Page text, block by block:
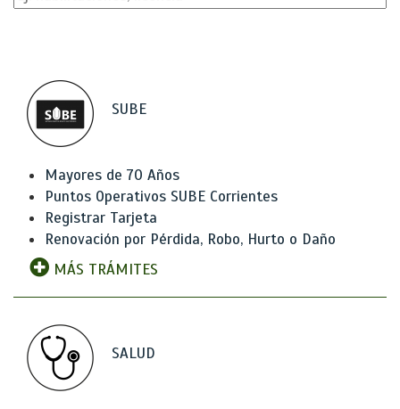
SUBE
Mayores de 70 Años
Puntos Operativos SUBE Corrientes
Registrar Tarjeta
Renovación por Pérdida, Robo, Hurto o Daño
MÁS TRÁMITES
SALUD